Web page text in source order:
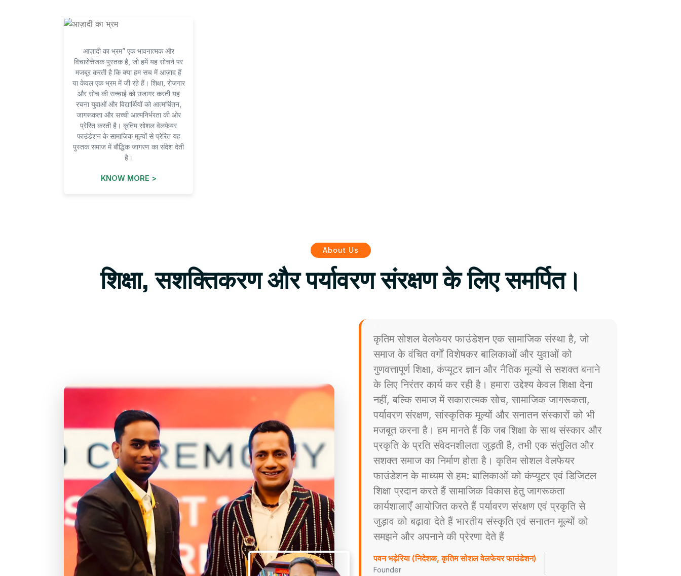
आज़ादी का भ्रम” एक भावनात्मक और
विचारोत्तेजक पुस्तक है, जो हमें यह सोचने पर
मजबूर करती है कि क्या हम सच में आज़ाद हैं
या केवल एक भ्रम में जी रहे हैं। शिक्षा, रोजगार
और सोच की सच्चाई को उजागर करती यह
रचना युवाओं और विद्यार्थियों को आत्मचिंतन,
जागरूकता और सच्ची आत्मनिर्भरता की ओर
प्रेरित करती है। कृतिम सोशल वेलफेयर
फाउंडेशन के सामाजिक मूल्यों से प्रेरित यह
पुस्तक समाज में बौद्धिक जागरण का संदेश देती
है।
KNOW MORE >
About Us
शिक्षा, सशक्तिकरण और पर्यावरण संरक्षण के लिए समर्पित।
कृतिम सोशल वेलफेयर फाउंडेशन एक सामाजिक संस्था है, जो
समाज के वंचित वर्गों विशेषकर बालिकाओं और युवाओं को
गुणवत्तापूर्ण शिक्षा, कंप्यूटर ज्ञान और नैतिक मूल्यों से सशक्त बनाने
के लिए निरंतर कार्य कर रही है। हमारा उद्देश्य केवल शिक्षा देना
नहीं, बल्कि समाज में सकारात्मक सोच, सामाजिक जागरूकता,
पर्यावरण संरक्षण, सांस्कृतिक मूल्यों और सनातन संस्कारों को भी
मजबूत करना है। हम मानते हैं कि जब शिक्षा के साथ संस्कार और
प्रकृति के प्रति संवेदनशीलता जुड़ती है, तभी एक संतुलित और
सशक्त समाज का निर्माण होता है। कृतिम सोशल वेलफेयर
फाउंडेशन के माध्यम से हम: बालिकाओं को कंप्यूटर एवं डिजिटल
शिक्षा प्रदान करते हैं सामाजिक विकास हेतु जागरूकता
कार्यशालाएँ आयोजित करते हैं पर्यावरण संरक्षण एवं प्रकृति से
जुड़ाव को बढ़ावा देते हैं भारतीय संस्कृति एवं सनातन मूल्यों को
समझने और अपनाने की प्रेरणा देते हैं
पवन भड़ेरिया (निदेशक, कृतिम सोशल वेलफेयर फाउंडेशन)
Founder